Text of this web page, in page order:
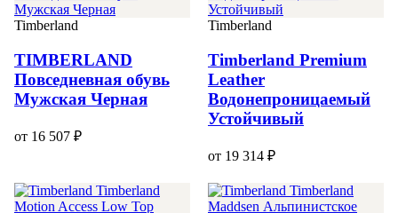
Timberland
TIMBERLAND
Повседневная обувь
Мужская Черная
от 16 507 ₽
Timberland
Timberland Premium
Leather
Водонепроницаемый
Устойчивый
от 19 314 ₽